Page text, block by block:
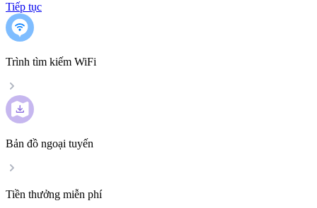
Tiếp tục
Trình tìm kiếm WiFi
Bản đồ ngoại tuyến
Tiền thưởng miễn phí